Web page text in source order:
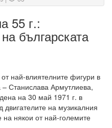
55 г.:
българската
най-влиятелните фигури в
Станислава Армутлиева,
на 30 май 1971 г. в
на музикалния
на някои от най-големите